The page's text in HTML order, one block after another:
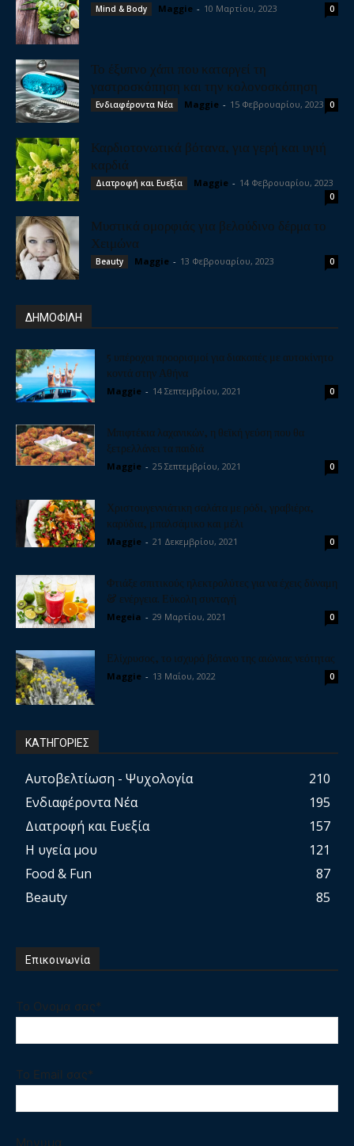
Mind & Body Maggie - 10 Μαρτίου, 2023 0
Το έξυπνο χάπι που καταργεί τη
γαστροσκόπηση και την κολονοσκόπηση
Ενδιαφέροντα Νέα Maggie - 15 Φεβρουαρίου, 2023 0
Καρδιοτονωτικά βότανα, για γερή και υγιή
καρδιά
Διατροφή και Ευεξία Maggie - 14 Φεβρουαρίου, 2023
0
Μυστικά ομορφιάς για βελούδινο δέρμα το
Χειμώνα
Beauty Maggie - 13 Φεβρουαρίου, 2023 0
ΔΗΜΟΦΙΛΗ
5 υπέροχοι προορισμοί για διακοπές με αυτοκίνητο
κοντά στην Αθήνα
Maggie - 14 Σεπτεμβρίου, 2021 0
Μπιφτέκια λαχανικών, η θεϊκή γεύση που θα
ξετρελλάνει τα παιδιά
Maggie - 25 Σεπτεμβρίου, 2021 0
Χριστουγεννιάτικη σαλάτα με ρόδι, γραβιέρα,
καρύδια, μπαλσάμικο και μέλι
Maggie - 21 Δεκεμβρίου, 2021 0
Φτιάξε σπιτικούς ηλεκτρολύτες για να έχεις δύναμη
& ενέργεια. Εύκολη συνταγή
Megeia - 29 Μαρτίου, 2021 0
Ελίχρυσος, το ισχυρό βότανο της αιώνιας νεότητας
Maggie - 13 Μαΐου, 2022 0
ΚΑΤΗΓΟΡΙΕΣ
Αυτοβελτίωση - Ψυχολογία
210
Ενδιαφέροντα Νέα
195
Διατροφή και Ευεξία
157
Η υγεία μου
121
Food & Fun
87
Beauty
85
Επικοινωνία
Το Ονομα σας*
Το Email σας*
Μηνυμα